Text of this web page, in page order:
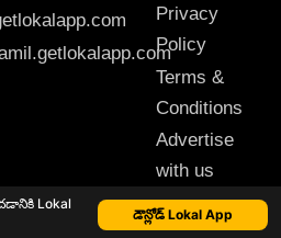
Lokal
డౌన్లోడ్ Lokal App
Privacy
Policy
Terms &
Conditions
Advertise
with us
Sitemap
rewritten or redistributed. © 2020 Lokal App. All rights reserved.